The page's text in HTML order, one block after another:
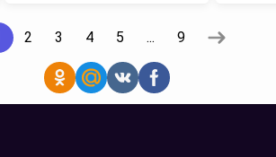
2 3 4 5 ... 9